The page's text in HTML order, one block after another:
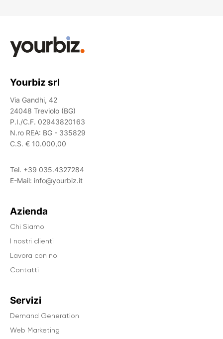
Yourbiz srl
Via Gandhi, 42
24048 Treviolo (BG)
P.I./C.F. 02943820163
N.ro REA: BG - 335829
C.S. € 10.000,00
Tel. +39 035.4327284
E-Mail: info@yourbiz.it
Azienda
Chi Siamo
I nostri clienti
Lavora con noi
Contatti
Servizi
Demand Generation
Web Marketing